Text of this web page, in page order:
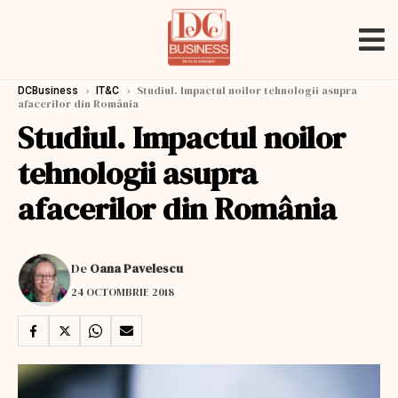
DCBusiness › IT&C › Studiul. Impactul noilor tehnologii asupra
afacerilor din România
Studiul. Impactul noilor
tehnologii asupra
afacerilor din România
De Oana Pavelescu
24 OCTOMBRIE 2018